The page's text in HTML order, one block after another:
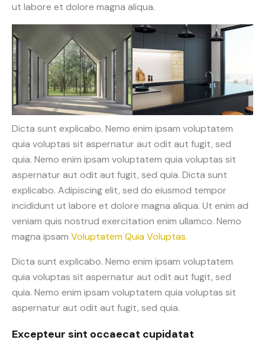
ut labore et dolore magna aliqua.
Dicta sunt explicabo. Nemo enim ipsam voluptatem
quia voluptas sit aspernatur aut odit aut fugit, sed
quia. Nemo enim ipsam voluptatem quia voluptas sit
aspernatur aut odit aut fugit, sed quia. Dicta sunt
explicabo. Adipiscing elit, sed do eiusmod tempor
incididunt ut labore et dolore magna aliqua. Ut enim ad
veniam quis nostrud exercitation enim ullamco. Nemo
magna ipsam Voluptatem Quia Voluptas.
Dicta sunt explicabo. Nemo enim ipsam voluptatem
quia voluptas sit aspernatur aut odit aut fugit, sed
quia. Nemo enim ipsam voluptatem quia voluptas sit
aspernatur aut odit aut fugit, sed quia.
Excepteur sint occaecat cupidatat